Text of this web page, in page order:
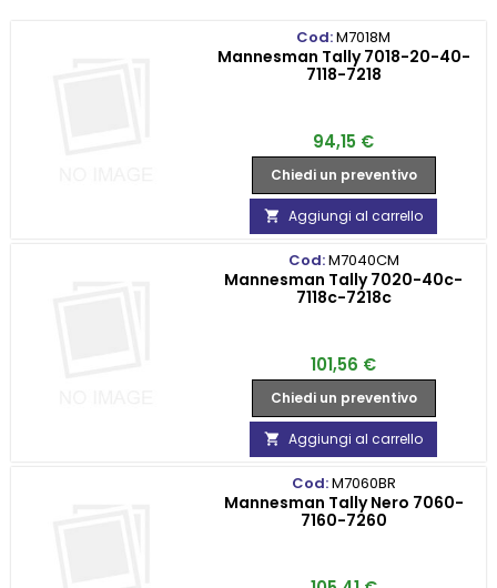
Cod:M7018M
Mannesman Tally 7018-20-40-
7118-7218
Prezzo
94,15 €
Chiedi un preventivo
 Aggiungi al carrello
Cod:M7040CM
Mannesman Tally 7020-40c-
7118c-7218c
Prezzo
101,56 €
Chiedi un preventivo
 Aggiungi al carrello
Cod:M7060BR
Mannesman Tally Nero 7060-
7160-7260